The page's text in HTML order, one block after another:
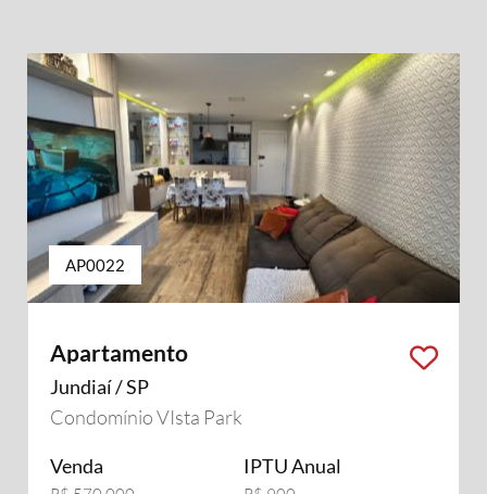
AP0022
Apartamento
Jundiaí / SP
Condomínio VIsta Park
Venda IPTU Anual